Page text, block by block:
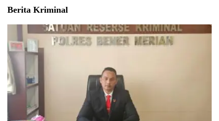
Berita Kriminal